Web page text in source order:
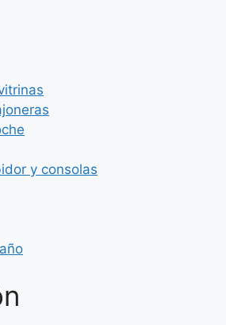
y consolas